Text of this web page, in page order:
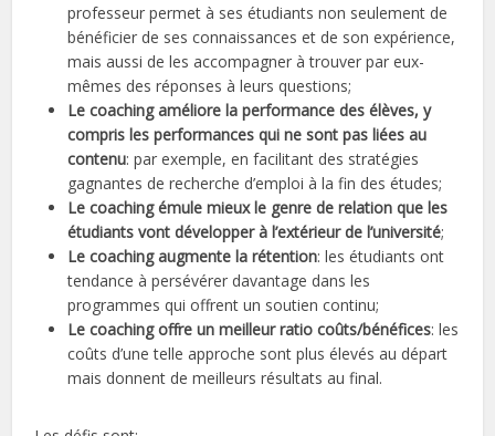
professeur permet à ses étudiants non seulement de
bénéficier de ses connaissances et de son expérience,
mais aussi de les accompagner à trouver par eux-
mêmes des réponses à leurs questions;
Le coaching améliore la performance des élèves, y
compris les performances qui ne sont pas liées au
contenu: par exemple, en facilitant des stratégies
gagnantes de recherche d’emploi à la fin des études;
Le coaching émule mieux le genre de relation que les
étudiants vont développer à l’extérieur de l’université;
Le coaching augmente la rétention: les étudiants ont
tendance à persévérer davantage dans les
programmes qui offrent un soutien continu;
Le coaching offre un meilleur ratio coûts/bénéfices: les
coûts d’une telle approche sont plus élevés au départ
mais donnent de meilleurs résultats au final.